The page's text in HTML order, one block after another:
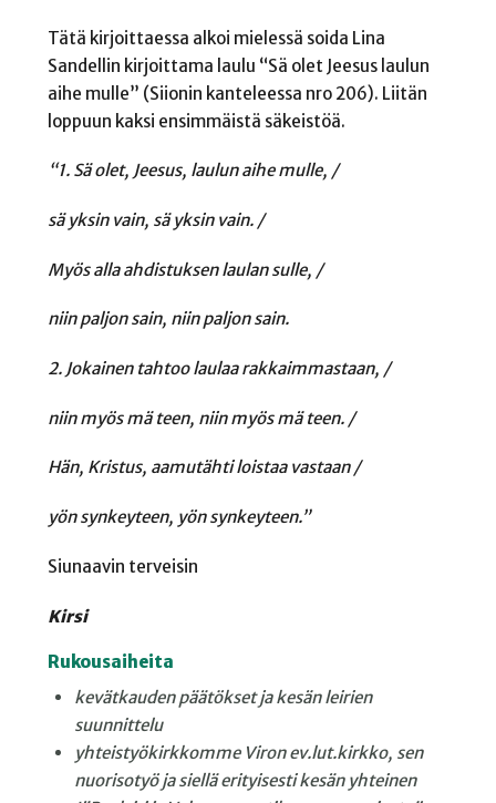
Tätä kirjoittaessa alkoi mielessä soida Lina
Sandellin kirjoittama laulu “Sä olet Jeesus laulun
aihe mulle” (Siionin kanteleessa nro 206). Liitän
loppuun kaksi ensimmäistä säkeistöä.
“1. Sä olet, Jeesus, laulun aihe mulle, /
sä yksin vain, sä yksin vain. /
Myös alla ahdistuksen laulan sulle, /
niin paljon sain, niin paljon sain.
2. Jokainen tahtoo laulaa rakkaimmastaan, /
niin myös mä teen, niin myös mä teen. /
Hän, Kristus, aamutähti loistaa vastaan /
yön synkeyteen, yön synkeyteen.”
Siunaavin terveisin
Kirsi
Rukousaiheita
kevätkauden päätökset jakesän leirien
suunnittelu
yhteistyökirkkomme Vironev.lut.kirkko, sen
nuorisotyöja siellä erityisesti kesän yhteinen